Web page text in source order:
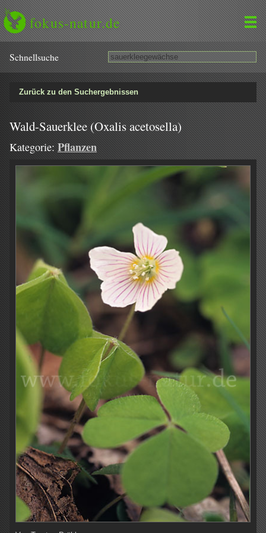
fokus-natur.de
Schnell­suche
Zurück zu den Suchergebnissen
Wald-Sauerklee (Oxalis acetosella)
Kategorie: Pflanzen